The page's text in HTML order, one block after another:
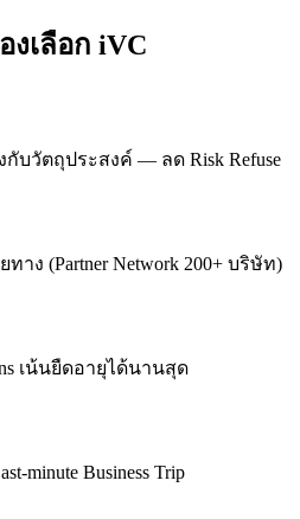
งเลือก iVC
บวัตถุประสงค์ — ลด Risk Refuse
าง (Partner Network 200+ บริษัท)
เน้นยืดอายุได้นานสุด
minute Business Trip